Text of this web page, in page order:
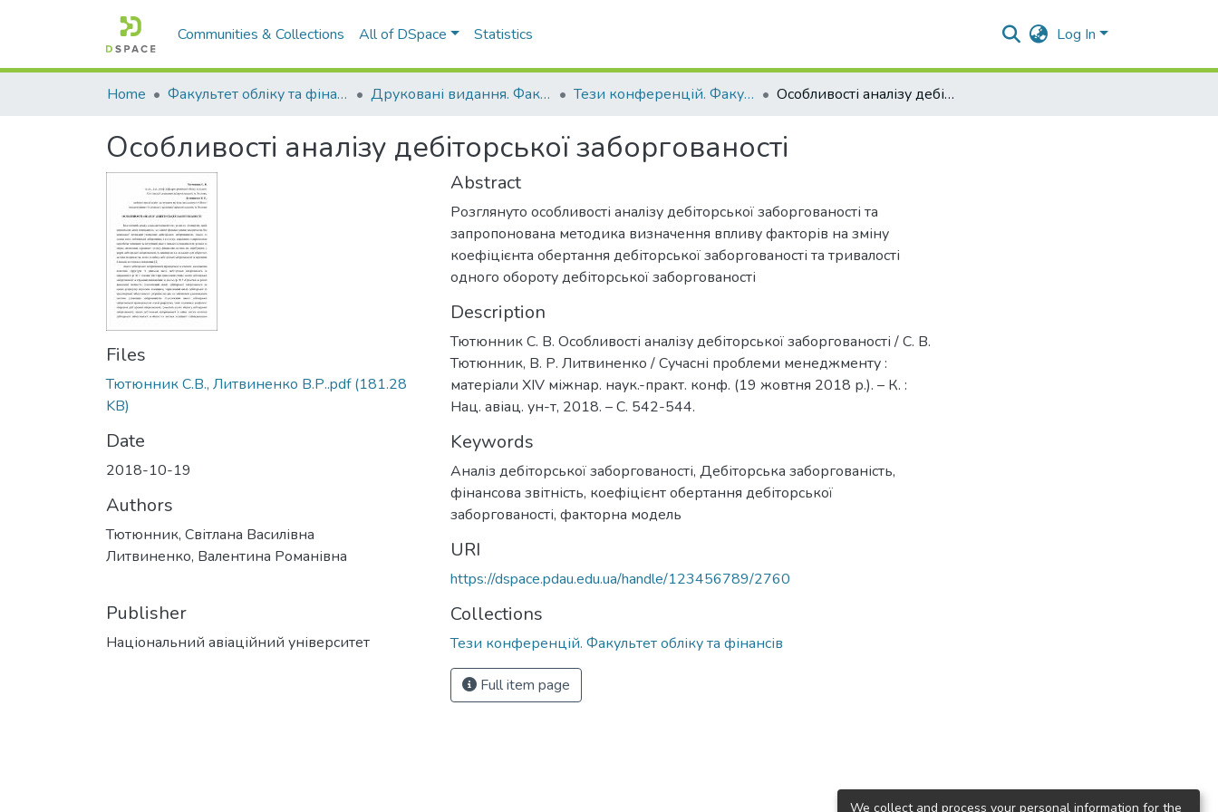
Communities & Collections All of DSpace Statistics Log In
Home Факультет обліку та фінансів Друковані видання. Факультет обліку та фінансів Тези конференцій. Факультет обліку та фінансів Особливості аналізу дебіторської заборгованості
Особливості аналізу дебіторської заборгованості
Files
Тютюнник С.В., Литвиненко В.Р..pdf(181.28
KB)
Date
2018-10-19
Authors
Тютюнник, Світлана Василівна
Литвиненко, Валентина Романівна
Publisher
Національний авіаційний університет
Abstract
Розглянуто особливості аналізу дебіторської заборгованості та
запропонована методика визначення впливу факторів на зміну
коефіцієнта обертання дебіторської заборгованості та тривалості
одного обороту дебіторської заборгованості
Description
Тютюнник С. В. Особливості аналізу дебіторської заборгованості / С. В.
Тютюнник, В. Р. Литвиненко / Сучасні проблеми менеджменту :
матеріали XIV міжнар. наук.-практ. конф. (19 жовтня 2018 р.). – К. :
Нац. авіац. ун-т, 2018. – С. 542-544.
Keywords
Аналіз дебіторської заборгованості, Дебіторська заборгованість,
фінансова звітність, коефіцієнт обертання дебіторської
заборгованості, факторна модель
URI
https://dspace.pdau.edu.ua/handle/123456789/2760
Collections
Тези конференцій. Факультет обліку та фінансів
Full item page
We collect and process your personal information for the